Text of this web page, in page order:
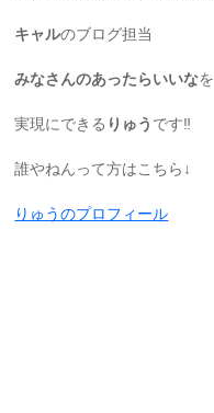
キャルのブログ担当
みなさんのあったらいいなを
実現にできる りゅう です‼️
誰やねんって方はこちら↓
りゅうのプロフィール